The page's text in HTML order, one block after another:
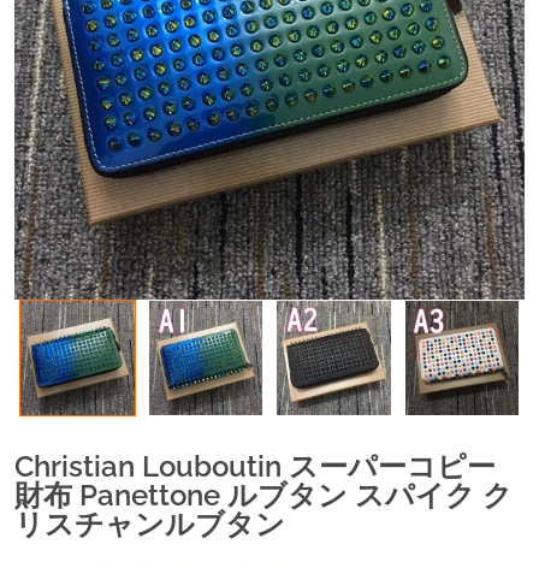
Christian Louboutin スーパーコピー
財布 Panettone ルブタン スパイク ク
リスチャンルブタン